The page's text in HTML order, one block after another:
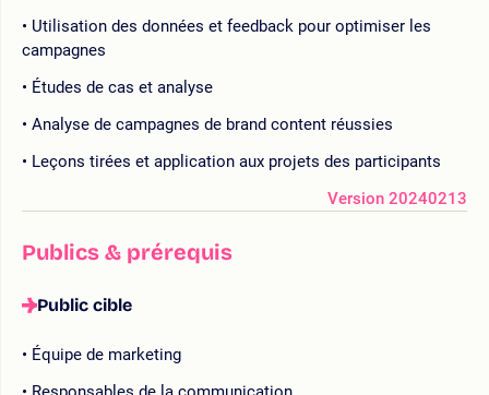
Utilisation des données et feedback pour optimiser les
campagnes
Études de cas et analyse
Analyse de campagnes de brand content réussies
Leçons tirées et application aux projets des participants
Version 20240213
Publics & prérequis
Public cible
Équipe de marketing